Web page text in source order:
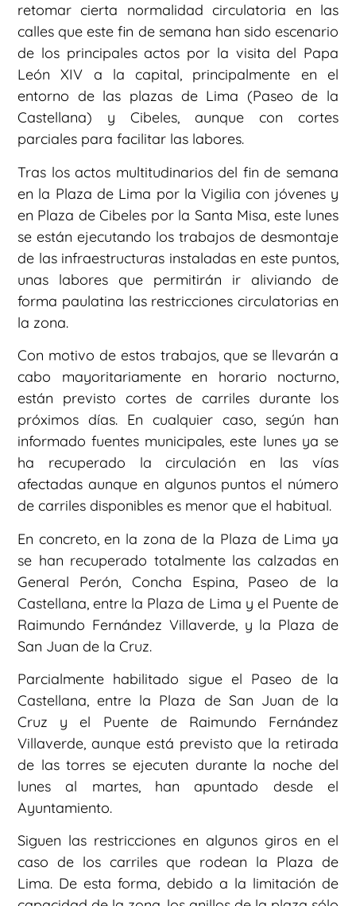
retomar cierta normalidad circulatoria en las
calles que este fin de semana han sido escenario
de los principales actos por la visita del Papa
León XIV a la capital, principalmente en el
entorno de las plazas de Lima (Paseo de la
Castellana) y Cibeles, aunque con cortes
parciales para facilitar las labores.
Tras los actos multitudinarios del fin de semana
en la Plaza de Lima por la Vigilia con jóvenes y
en Plaza de Cibeles por la Santa Misa, este lunes
se están ejecutando los trabajos de desmontaje
de las infraestructuras instaladas en este puntos,
unas labores que permitirán ir aliviando de
forma paulatina las restricciones circulatorias en
la zona.
Con motivo de estos trabajos, que se llevarán a
cabo mayoritariamente en horario nocturno,
están previsto cortes de carriles durante los
próximos días. En cualquier caso, según han
informado fuentes municipales, este lunes ya se
ha recuperado la circulación en las vías
afectadas aunque en algunos puntos el número
de carriles disponibles es menor que el habitual.
En concreto, en la zona de la Plaza de Lima ya
se han recuperado totalmente las calzadas en
General Perón, Concha Espina, Paseo de la
Castellana, entre la Plaza de Lima y el Puente de
Raimundo Fernández Villaverde, y la Plaza de
San Juan de la Cruz.
Parcialmente habilitado sigue el Paseo de la
Castellana, entre la Plaza de San Juan de la
Cruz y el Puente de Raimundo Fernández
Villaverde, aunque está previsto que la retirada
de las torres se ejecuten durante la noche del
lunes al martes, han apuntado desde el
Ayuntamiento.
Siguen las restricciones en algunos giros en el
caso de los carriles que rodean la Plaza de
Lima. De esta forma, debido a la limitación de